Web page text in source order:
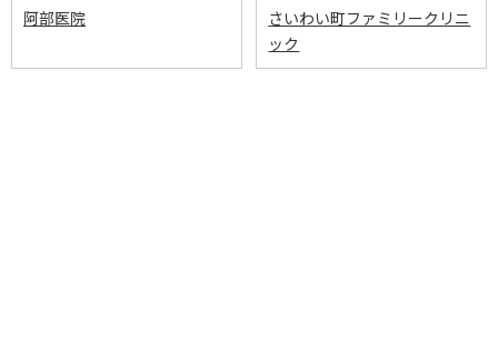
阿部医院
さいわい町ファミリークリニ
ック